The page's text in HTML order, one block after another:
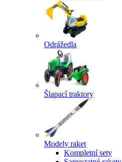
Odrážedla
Šlapací traktory
Modely raket
Kompletní sety